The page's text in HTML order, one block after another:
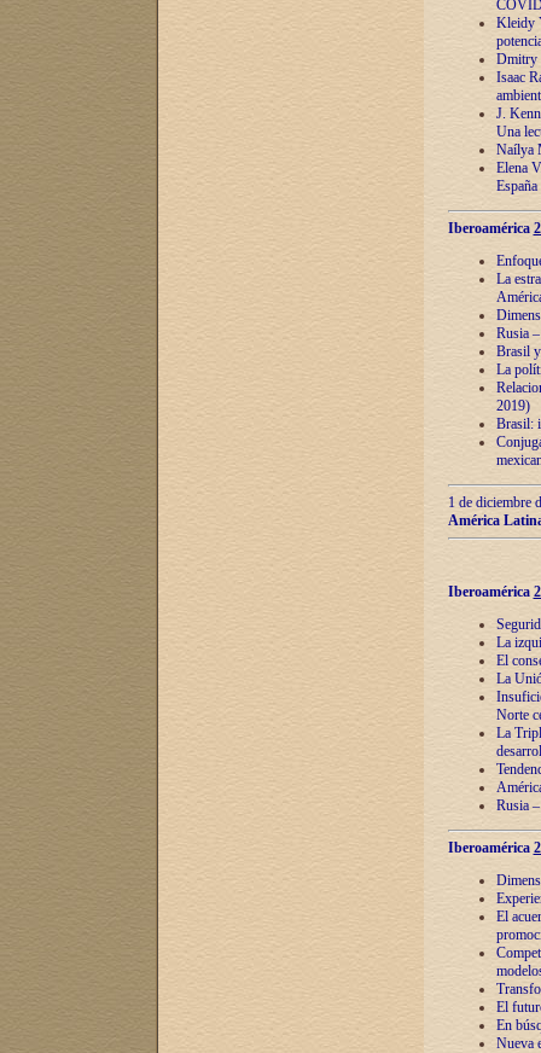
Kleidy
Dmitry
Isaac
J.
Una
Naílya
Elena
España
Iberoamérica
La
Rusia
Brasil
La
2019)
Brasil:
1 de diciembre
América
Iberoamérica
La
El
La
Norte
La
Rusia
Iberoamérica
El
El
En
Nueva